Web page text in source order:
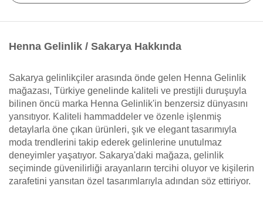
Henna Gelinlik / Sakarya Hakkında
Sakarya gelinlikçiler arasında önde gelen Henna Gelinlik
mağazası, Türkiye genelinde kaliteli ve prestijli duruşuyla
bilinen öncü marka Henna Gelinlik'in benzersiz dünyasını
yansıtıyor. Kaliteli hammaddeler ve özenle işlenmiş
detaylarla öne çıkan ürünleri, şık ve elegant tasarımıyla
moda trendlerini takip ederek gelinlerine unutulmaz
deneyimler yaşatıyor. Sakarya'daki mağaza, gelinlik
seçiminde güvenilirliği arayanların tercihi oluyor ve kişilerin
zarafetini yansıtan özel tasarımlarıyla adından söz ettiriyor.